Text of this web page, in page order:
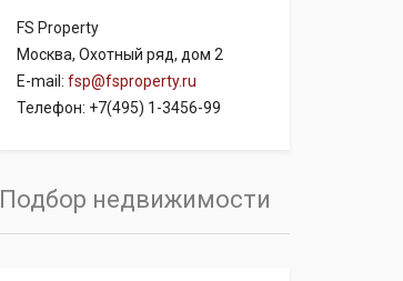
FS Property
Москва, Охотный ряд, дом 2
E-mail: fsp@fsproperty.ru
Телефон: +7(495) 1-3456-99
Подбор недвижимости